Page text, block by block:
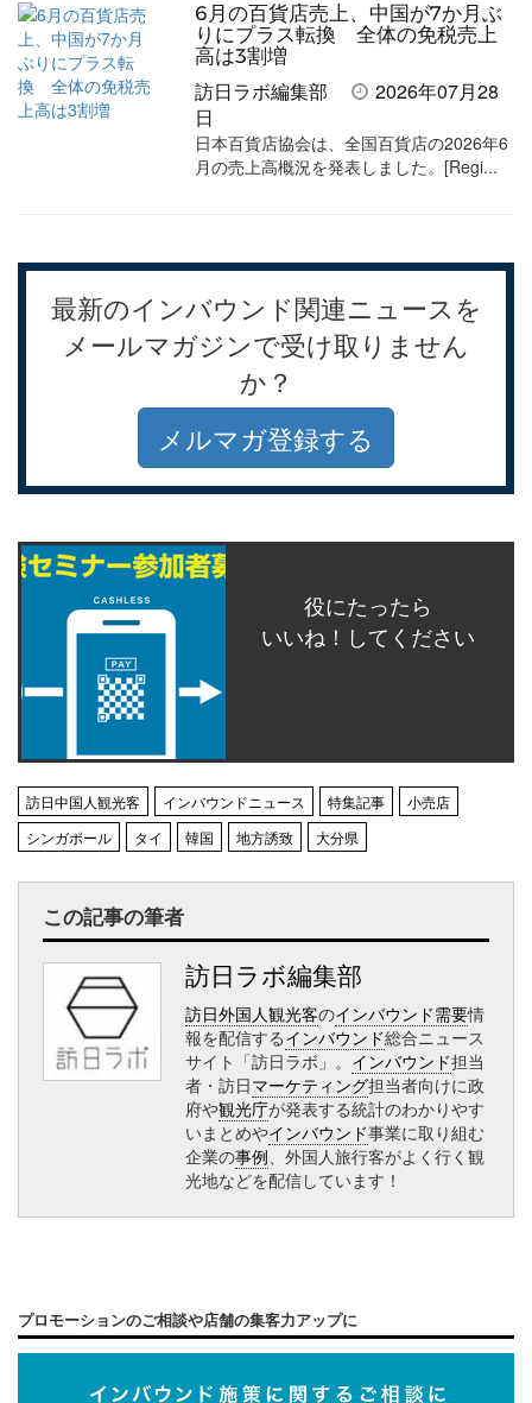
6月の百貨店売上、中国が7か月ぶ
りにプラス転換 全体の免税売上
高は3割増
訪日ラボ編集部
2026年07月28
日
日本百貨店協会は、全国百貨店の2026年6
月の売上高概況を発表しました。[Regi...
最新のインバウンド関連ニュースを
メールマガジンで受け取りません
か？
メルマガ登録する
役にたったら
いいね！してください
訪日中国人観光客 インバウンドニュース 特集記事
小売店
シンガポール
タイ 韓国 地方誘致 大分県
この記事の筆者
訪日ラボ編集部
訪日外国人観光客のインバウンド需要情
報を配信するインバウンド総合ニュース
サイト「訪日ラボ」。 インバウンド担当
者・訪日マーケティング担当者向けに政
府や観光庁が発表する統計のわかりやす
いまとめやインバウンド事業に取り組む
企業の事例、外国人旅行客がよく行く観
光地などを配信しています！
プロモーションのご相談や店舗の集客力アップに